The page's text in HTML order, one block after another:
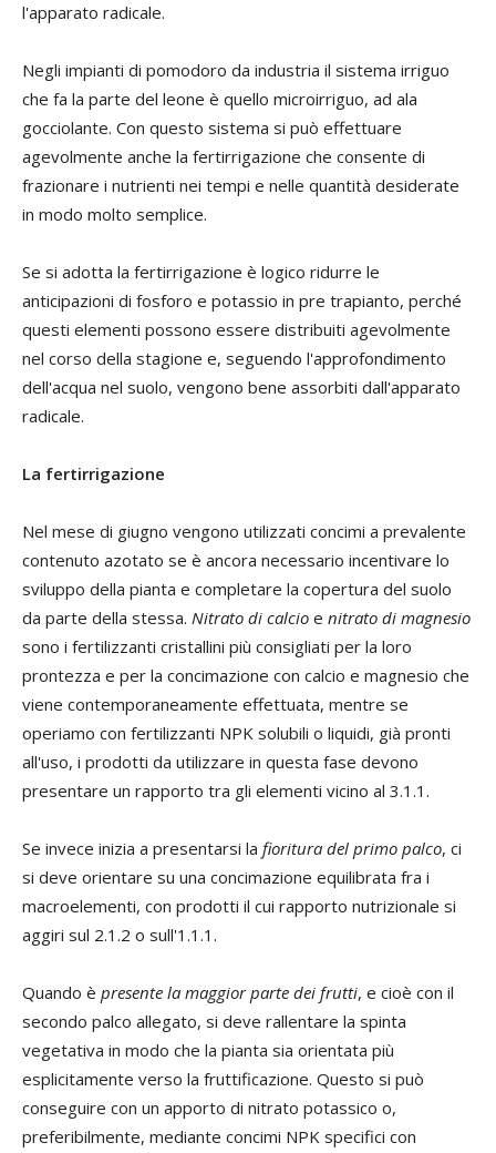
l'apparato radicale.
Negli impianti di pomodoro da industria il sistema irriguo
che fa la parte del leone è quello microirriguo, ad ala
gocciolante. Con questo sistema si può effettuare
agevolmente anche la fertirrigazione che consente di
frazionare i nutrienti nei tempi e nelle quantità desiderate
in modo molto semplice.
Se si adotta la fertirrigazione è logico ridurre le
anticipazioni di fosforo e potassio in pre trapianto, perché
questi elementi possono essere distribuiti agevolmente
nel corso della stagione e, seguendo l'approfondimento
dell'acqua nel suolo, vengono bene assorbiti dall'apparato
radicale.
La fertirrigazione
Nel mese di giugno vengono utilizzati concimi a prevalente
contenuto azotato se è ancora necessario incentivare lo
sviluppo della pianta e completare la copertura del suolo
da parte della stessa. Nitrato di calcio e nitrato di magnesio
sono i fertilizzanti cristallini più consigliati per la loro
prontezza e per la concimazione con calcio e magnesio che
viene contemporaneamente effettuata, mentre se
operiamo con fertilizzanti NPK solubili o liquidi, già pronti
all'uso, i prodotti da utilizzare in questa fase devono
presentare un rapporto tra gli elementi vicino al 3.1.1.
Se invece inizia a presentarsi la fioritura del primo palco, ci
si deve orientare su una concimazione equilibrata fra i
macroelementi, con prodotti il cui rapporto nutrizionale si
aggiri sul 2.1.2 o sull'1.1.1.
Quando è presente la maggior parte dei frutti, e cioè con il
secondo palco allegato, si deve rallentare la spinta
vegetativa in modo che la pianta sia orientata più
esplicitamente verso la fruttificazione. Questo si può
conseguire con un apporto di nitrato potassico o,
preferibilmente, mediante concimi NPK specifici con